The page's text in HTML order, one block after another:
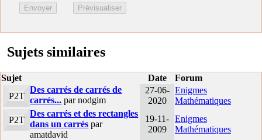
Sujets similaires
Sujet Date
Forum
P2T
Des carrés de carrés de
carrés... par nodgim
27-06-
2020
Enigmes
Mathématiques
P2T
Des carrés et des rectangles
dans un carrés par
amatdavid
19-11-
2009
Enigmes
Mathématiques